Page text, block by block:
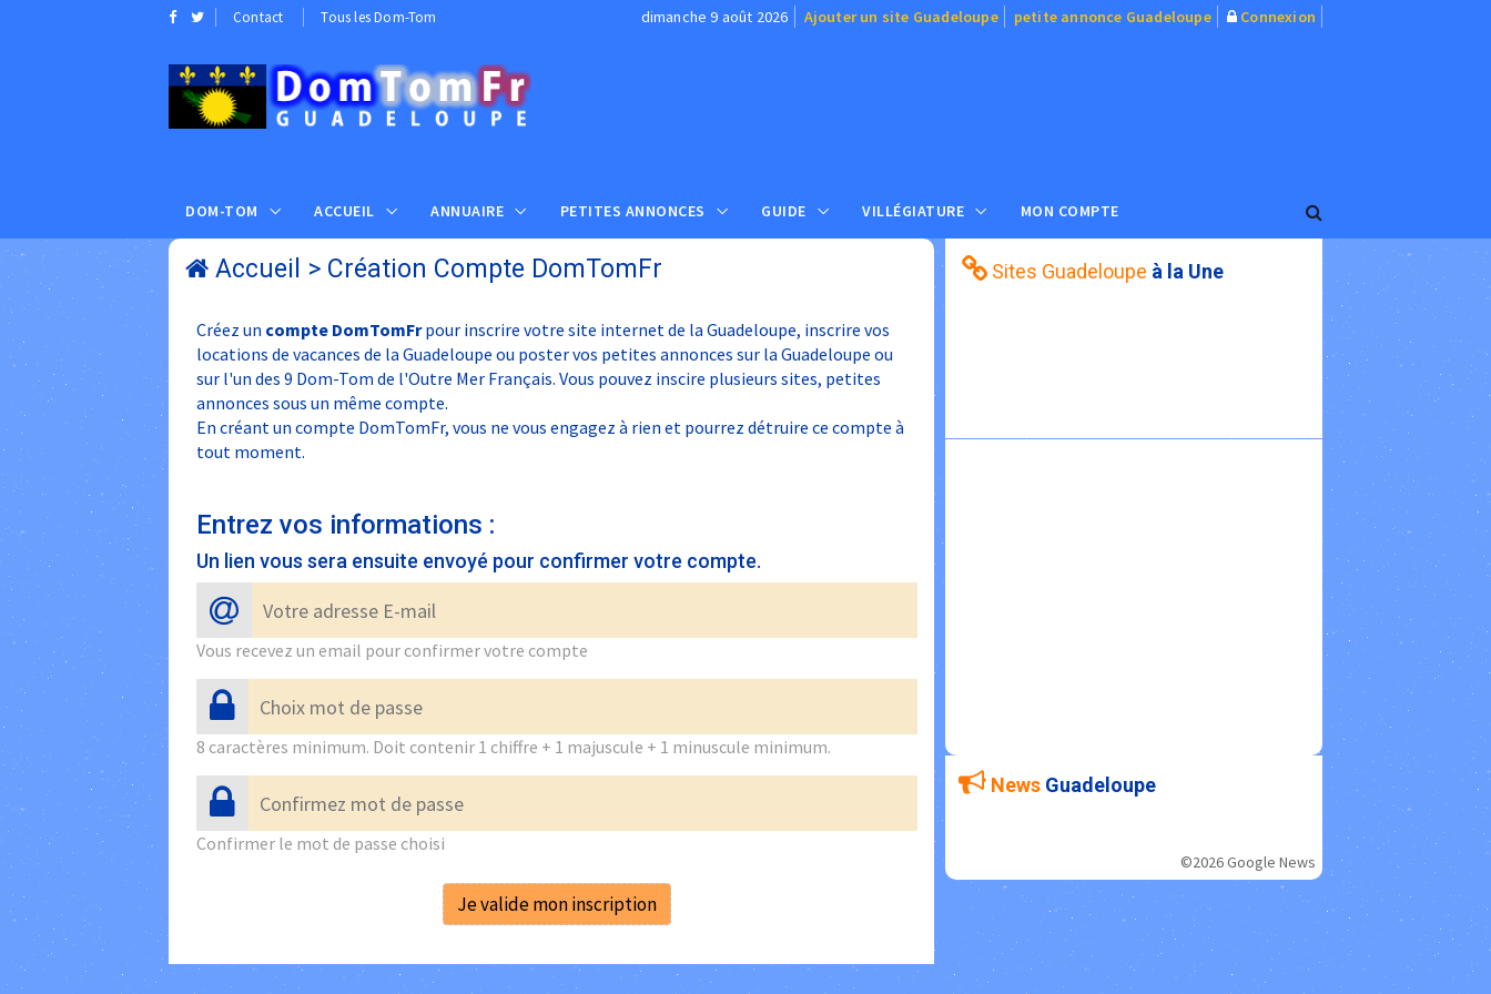
Contact Tous les Dom-Tom dimanche 9 août 2026 Ajouter un site Guadeloupe petite annonce Guadeloupe Connexion
DOM-TOM ACCUEIL ANNUAIRE PETITES ANNONCES GUIDE VILLÉGIATURE MON COMPTE
Accueil > Création Compte DomTomFr
Créez un compte DomTomFrpour inscrire votre site internet de la Guadeloupe, inscrire vos
locations de vacances de la Guadeloupe ou poster vos petites annonces sur la Guadeloupe ou
sur l'un des 9 Dom-Tom de l'Outre Mer Français. Vous pouvez inscire plusieurs sites, petites
annonces sous un même compte.
En créant un compte DomTomFr, vous ne vous engagez à rien et pourrez détruire ce compte à
tout moment.
Entrez vos informations :
Un lien vous sera ensuite envoyé pour confirmer votre compte.
Vous recevez un email pour confirmer votre compte
8 caractères minimum. Doit contenir 1 chiffre + 1 majuscule + 1 minuscule minimum.
Confirmer le mot de passe choisi
Sites Guadeloupe à la Une
News Guadeloupe
©2026 Google News